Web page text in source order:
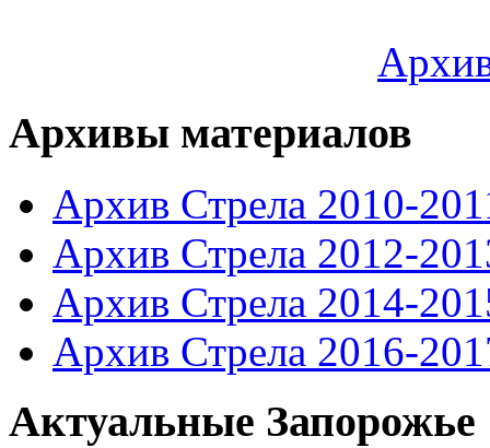
Архивы материалов
Архив Стрела 2010-
Архив Стрела 2012-
Архив Стрела 2014-
Архив Стрела 2016-
Актуальные Запорожье